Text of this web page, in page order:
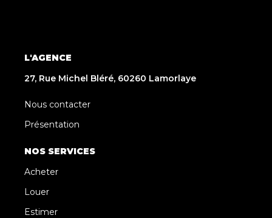
L'AGENCE
27, Rue Michel Bléré, 60260 Lamorlaye
Nous contacter
Présentation
NOS SERVICES
Acheter
Louer
Estimer